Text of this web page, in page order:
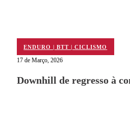
ENDURO | BTT | CICLISMO
17 de Março, 2026
Downhill de regresso à